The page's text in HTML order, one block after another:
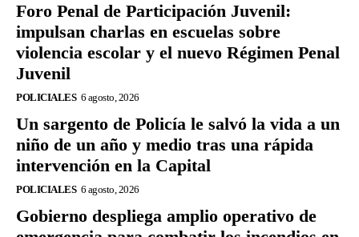
Foro Penal de Participación Juvenil:
impulsan charlas en escuelas sobre
violencia escolar y el nuevo Régimen Penal
Juvenil
POLICIALES 6 agosto, 2026
Un sargento de Policía le salvó la vida a un
niño de un año y medio tras una rápida
intervención en la Capital
POLICIALES 6 agosto, 2026
Gobierno despliega amplio operativo de